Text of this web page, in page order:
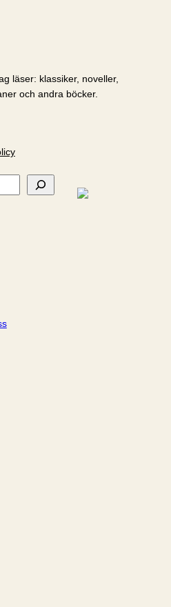
läser: klassiker, noveller,
och andra böcker.